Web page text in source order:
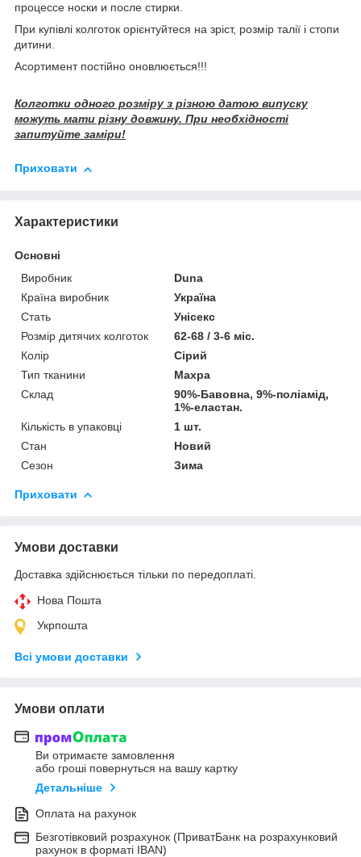
процессе носки и после стирки.
При купівлі колготок орієнтуйтеся на зріст, розмір талії і стопи
дитини.
Асортимент постійно оновлюється!!!
Колготки одного розміру з різною датою випуску
можуть мати різну довжину. При необхідності
запитуйте заміри!
Приховати
Характеристики
Основні
Виробник
Duna
Країна виробник
Україна
Стать
Унісекс
Розмір дитячих колготок
62-68 / 3-6 міс.
Колір
Сірий
Тип тканини
Махра
Склад
90%-Бавовна, 9%-поліамід,
1%-еластан.
Кількість в упаковці
1 шт.
Стан
Новий
Сезон
Зима
Приховати
Умови доставки
Доставка здійснюється тільки по передоплаті.
Нова Пошта
Укрпошта
Всі умови доставки
Умови оплати
Ви отримаєте замовлення
або гроші повернуться на вашу картку
Детальніше
Оплата на рахунок
Безготівковий розрахунок (ПриватБанк на розрахунковий
рахунок в форматі IBAN)